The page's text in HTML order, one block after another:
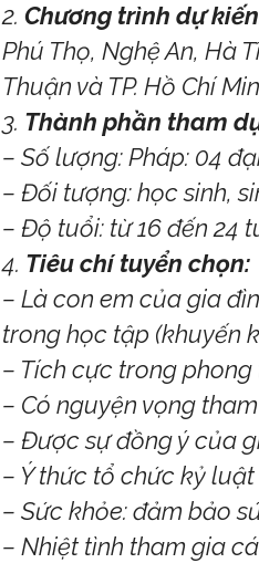
Chương trình dự
Phú Thọ, Nghệ An, Hà
Thuận và TP. Hồ Chí
Thành phần tham
– Số lượng: Pháp: 04
– Đối tượng: học sinh,
– Độ tuổi: từ 16 đến 24
Tiêu chí tuyển chọn:
– Là con em của gia
trong học tập (khuyến
– Tích cực trong
– Có nguyện vọng
– Được sự đồng ý của
– Ý thức tổ chức kỷ
– Sức khỏe: đảm bảo
– Nhiệt tình tham gia